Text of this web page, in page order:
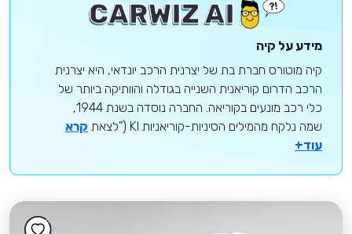
מידע על קיה
קיה מוטורס חברת בת של יצרנית הרכב יונדאי, היא יצרנית
הרכב הדרום קוריאנית השנייה בגודלה והוותיקה ביותר של
כלי רכב מונעים בקוריאה. החברה נוסדה בשנת 1944,
שמה נלקח מהמילים הסיניות-קוריאניות KI ("לצאת
קרא
עוד+